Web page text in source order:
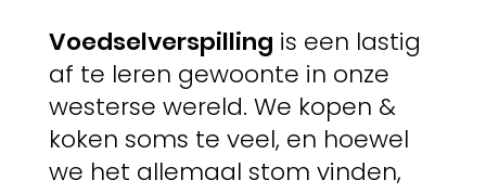
Voedselverspilling is een lastig
af te leren gewoonte in onze
westerse wereld. We kopen &
koken soms te veel, en hoewel
we het allemaal stom vinden,